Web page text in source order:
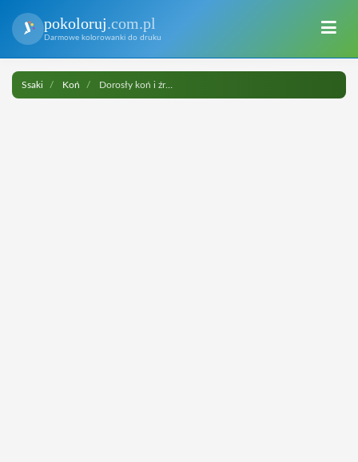
pokoloruj.com.pl
Darmowe kolorowanki do druku
Ssaki Koń Dorosły koń i źrebię do druku